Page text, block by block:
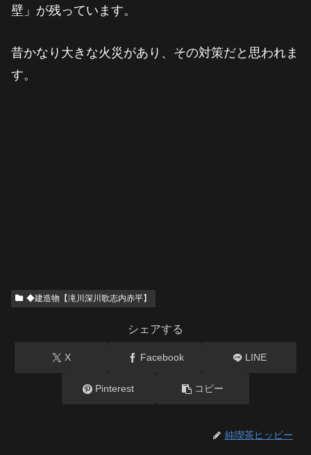
壁」が残っています。
昔かなり大きな火災があり、その対策だと思われま
す。
◆建造物【滝川深川歌志内赤平】
シェアする
X Facebook LINE
Pinterest コピー
純喫茶ヒッピー